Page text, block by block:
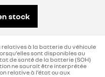
stock
à la batterie du véhicule
sont disponibles au
de santé de la batterie (SOH)
ne saurait être interprétée
relative à l’état ou aux